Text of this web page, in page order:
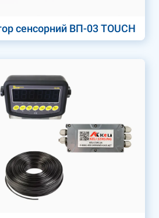
сенсорний ВП-03 TOUCH